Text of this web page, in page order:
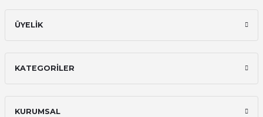
ÜYELİK
KATEGORİLER
KURUMSAL